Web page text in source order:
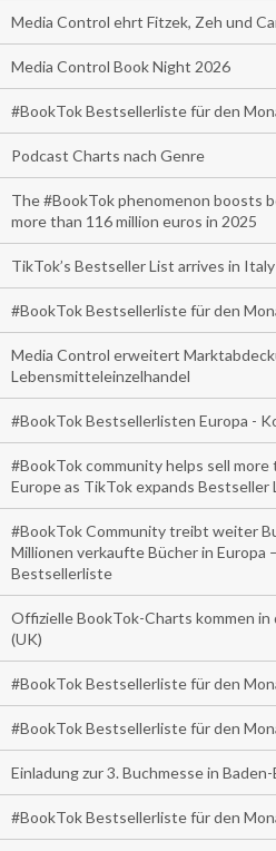
Media Control ehrt Fitzek, Zeh und
Media Control Book Night 2026
#BookTok Bestsellerliste für den
Podcast Charts nach Genre
The #BookTok phenomenon boosts
more than 116 million euros in 2025
TikTok’s Bestseller List arrives in Italy
#BookTok Bestsellerliste für den
Media Control erweitert
Lebensmitteleinzelhandel
#BookTok Bestsellerlisten Europa -
#BookTok community helps sell more
Europe as TikTok expands Bestseller
#BookTok Community treibt weiter
Millionen verkaufte Bücher in Europa
Bestsellerliste
Offizielle BookTok-Charts kommen
(UK)
#BookTok Bestsellerliste für den
#BookTok Bestsellerliste für den
Einladung zur 3. Buchmesse in
#BookTok Bestsellerliste für den